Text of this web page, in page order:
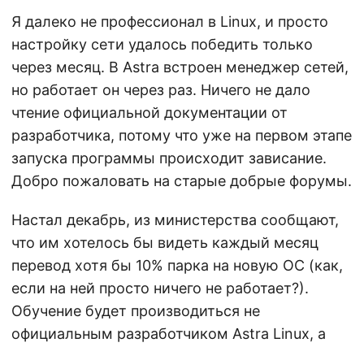
Я далеко не профессионал в Linux, и просто
настройку сети удалось победить только
через месяц. В Astra встроен менеджер сетей,
но работает он через раз. Ничего не дало
чтение официальной документации от
разработчика, потому что уже на первом этапе
запуска программы происходит зависание.
Добро пожаловать на старые добрые форумы.
Настал декабрь, из министерства сообщают,
что им хотелось бы видеть каждый месяц
перевод хотя бы 10% парка на новую ОС (как,
если на ней просто ничего не работает?).
Обучение будет производиться не
официальным разработчиком Astra Linux, а